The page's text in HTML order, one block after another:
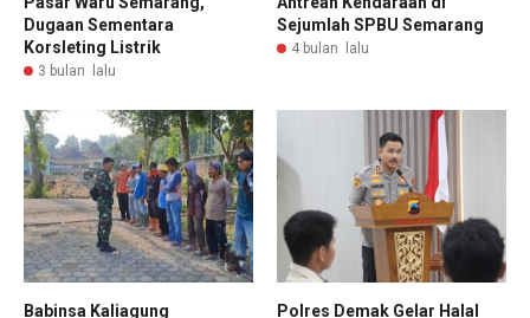
Dugaan Sementara
Korsleting Listrik
3 bulan lalu
Sejumlah SPBU Semarang
4 bulan lalu
Babinsa Kaliagung
Polres Demak Gelar Halal